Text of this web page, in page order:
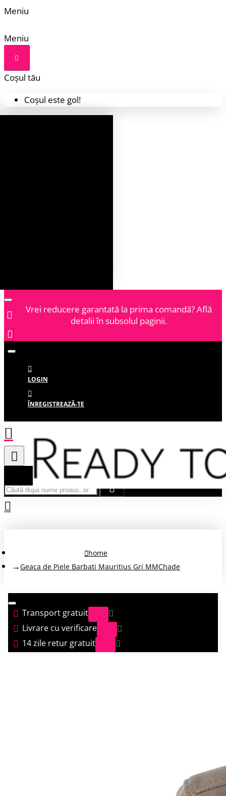
Meniu
Meniu
Coșul tău
Coșul este gol!
Vrei reducere garantată la prima comandă? Află
detalii în subsolul paginii.
LOGIN
ÎNREGISTREAZĂ-TE
Căută după nume produs, brand...
home
Geaca de Piele Barbati Mauritius Gri MMChade
Transport gratuit
Livrare cu verificare
14 zile retur gratuit